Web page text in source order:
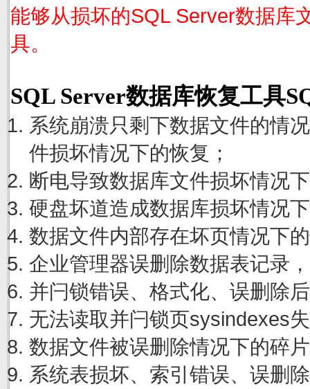
能够从损坏的SQL Server数据库
具。
SQL Server数据库恢复工具
系统崩溃只剩下数据文件的情
件损坏情况下的恢复；
断电导致数据库文件损坏情况
硬盘坏道造成数据库损坏情况
数据文件内部存在坏页情况下
企业管理器误删除数据表记录
并闩锁错误、格式化、误删除
无法读取并闩锁页sysindexes
数据文件被误删除情况下的碎
系统表损坏、索引错误、误删